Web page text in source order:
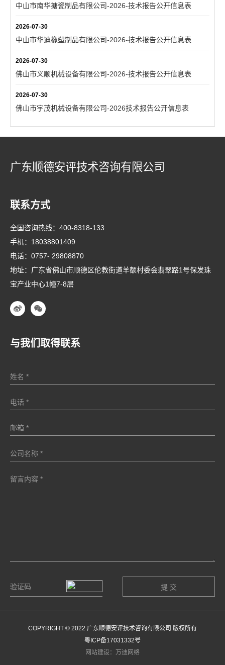
中山市南华搪瓷制品有限公司-2026-技术报告公开信息表
2026-07-30
中山市华迪橡塑制品有限公司-2026-技术报告公开信息表
2026-07-30
佛山市义顺机械设备有限公司-2026-技术报告公开信息表
2026-07-30
佛山市宇茂机械设备有限公司-2026技术报告公开信息表
广东顺德安评技术咨询有限公司
联系方式
全国咨询热线： 400-8318-133
手机： 18038801409
电话： 0757- 29808870
地址：广东省佛山市顺德区伦教街道羊额村委会翡翠路1号保发珠
宝产业中心1幢7-8层
与我们取得联系
COPYRIGHT © 2022 广东顺德安评技术咨询有限公司 版权所有
粤ICP备17031332号
网站建设：万迪网络